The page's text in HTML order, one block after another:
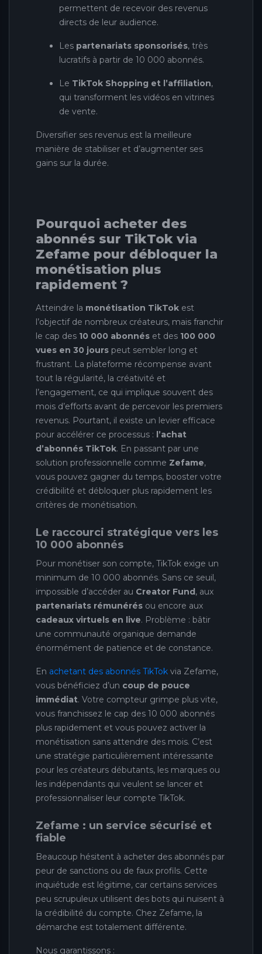
permettent de recevoir des revenus
directs de leur audience.
Les partenariats sponsorisés, très
lucratifs à partir de 10 000 abonnés.
Le TikTok Shopping et l’affiliation,
qui transforment les vidéos en vitrines
de vente.
Diversifier ses revenus est la meilleure
manière de stabiliser et d’augmenter ses
gains sur la durée.
Pourquoi acheter des
abonnés sur TikTok via
Zefame pour débloquer la
monétisation plus
rapidement ?
Atteindre la monétisation TikTok est
l’objectif de nombreux créateurs, mais franchir
le cap des 10 000 abonnés et des 100 000
vues en 30 jours peut sembler long et
frustrant. La plateforme récompense avant
tout la régularité, la créativité et
l’engagement, ce qui implique souvent des
mois d’efforts avant de percevoir les premiers
revenus. Pourtant, il existe un levier efficace
pour accélérer ce processus : l’achat
d’abonnés TikTok. En passant par une
solution professionnelle comme Zefame,
vous pouvez gagner du temps, booster votre
crédibilité et débloquer plus rapidement les
critères de monétisation.
Le raccourci stratégique vers les
10 000 abonnés
Pour monétiser son compte, TikTok exige un
minimum de 10 000 abonnés. Sans ce seuil,
impossible d’accéder au Creator Fund, aux
partenariats rémunérés ou encore aux
cadeaux virtuels en live. Problème : bâtir
une communauté organique demande
énormément de patience et de constance.
En achetant des abonnés TikTok via Zefame,
vous bénéficiez d’un coup de pouce
immédiat. Votre compteur grimpe plus vite,
vous franchissez le cap des 10 000 abonnés
plus rapidement et vous pouvez activer la
monétisation sans attendre des mois. C’est
une stratégie particulièrement intéressante
pour les créateurs débutants, les marques ou
les indépendants qui veulent se lancer et
professionnaliser leur compte TikTok.
Zefame : un service sécurisé et
fiable
Beaucoup hésitent à acheter des abonnés par
peur de sanctions ou de faux profils. Cette
inquiétude est légitime, car certains services
peu scrupuleux utilisent des bots qui nuisent à
la crédibilité du compte. Chez Zefame, la
démarche est totalement différente.
Nous garantissons :